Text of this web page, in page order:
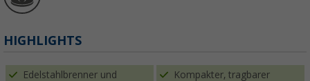
HIGHLIGHTS
Edelstahlbrenner und
Kompakter, tragbarer